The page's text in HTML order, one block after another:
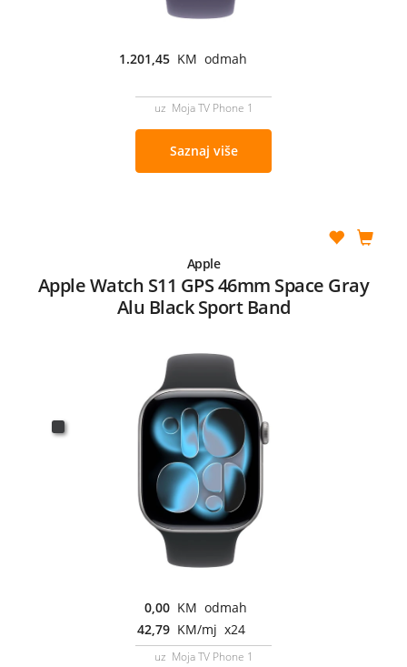
1.201,45 KM odmah
uz Moja TV Phone 1
Saznaj više
Apple
Apple Watch S11 GPS 46mm Space Gray
Alu Black Sport Band
0,00 KM odmah
42,79 KM/mj x24
uz Moja TV Phone 1